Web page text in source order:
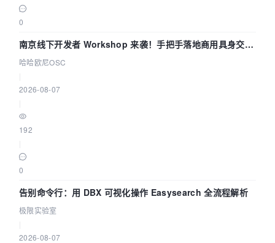
0
南京线下开发者 Workshop 来袭！手把手落地商用具身交互
智能 Agent 应用
哈哈欧尼OSC
2026-08-07
192
0
告别命令行：用 DBX 可视化操作 Easysearch 全流程解析
极限实验室
2026-08-07